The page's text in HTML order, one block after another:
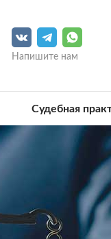
Напишите нам
Судебная